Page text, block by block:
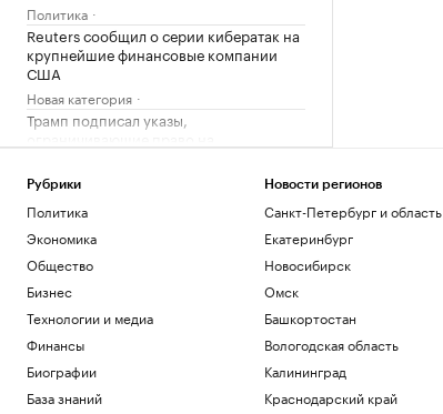
Политика
Reuters сообщил о серии кибератак на
крупнейшие финансовые компании
США
Новая категория
Трамп подписал указы,
ограничивающие право на
Политика
Рубрики
Политика
Экономика
Общество
Бизнес
Технологии и медиа
Финансы
Биографии
База знаний
Новости регионов
Санкт-Петербург и область
Екатеринбург
Новосибирск
Омск
Башкортостан
Вологодская область
Калининград
Краснодарский край